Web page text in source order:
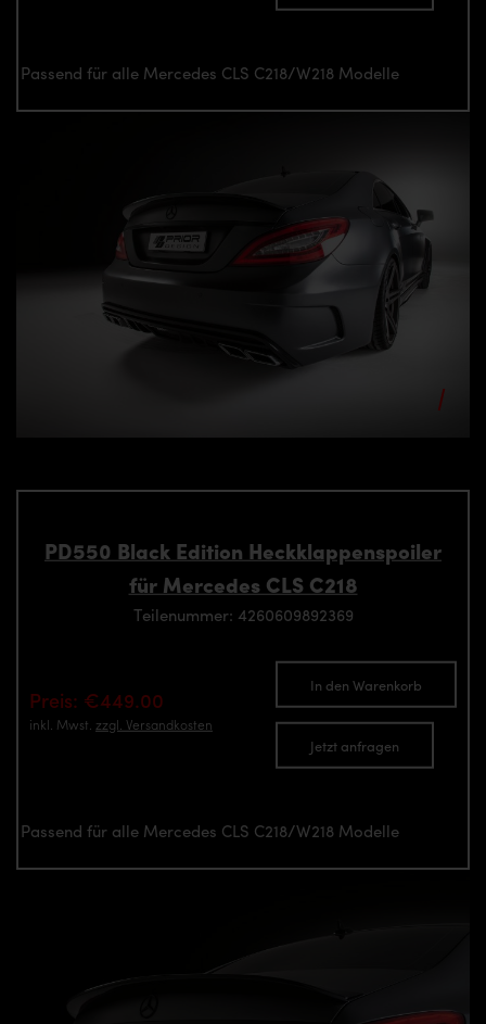
Passend für alle Mercedes CLS C218/W218 Modelle
PD550 Black Edition Heckklappenspoiler
für Mercedes CLS C218
Teilenummer: 4260609892369
Preis: €449.00
inkl. Mwst. zzgl. Versandkosten
In den Warenkorb
Jetzt anfragen
Passend für alle Mercedes CLS C218/W218 Modelle